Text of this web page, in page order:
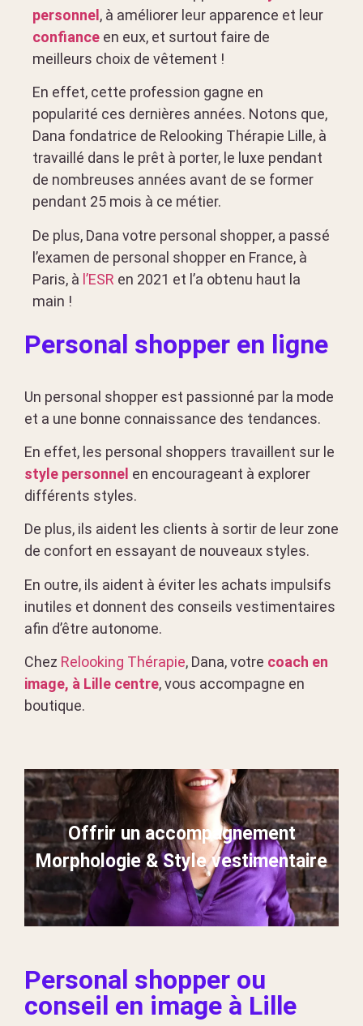
personnel , à améliorer leur apparence et leur
confiance en eux, et surtout faire de
meilleurs choix de vêtement !
En effet, cette profession gagne en
popularité ces dernières années. Notons que,
Dana fondatrice de Relooking Thérapie Lille, à
travaillé dans le prêt à porter, le luxe pendant
de nombreuses années avant de se former
pendant 25 mois à ce métier.
De plus, Dana votre personal shopper, a passé
l’examen de personal shopper en France, à
Paris, à l’ESR en 2021 et l’a obtenu haut la
main !
Personal shopper en ligne
Un personal shopper est passionné par la mode
et a une bonne connaissance des tendances.
En effet, les personal shoppers travaillent sur le
style personnel en encourageant à explorer
différents styles.
De plus, ils aident les clients à sortir de leur zone
de confort en essayant de nouveaux styles.
En outre, ils aident à éviter les achats impulsifs
inutiles et donnent des conseils vestimentaires
afin d’être autonome.
Chez Relooking Thérapie, Dana, votre coach en
image, à Lille centre, vous accompagne en
boutique.
Offrir un accompagnement
Morphologie & Style vestimentaire
Personal shopper ou
conseil en image à Lille